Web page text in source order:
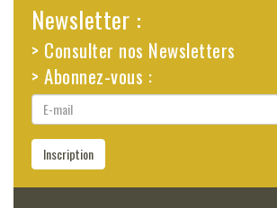
Newsletter :
> Consulter nos Newsletters
> Abonnez-vous :
E-
mail
Inscription